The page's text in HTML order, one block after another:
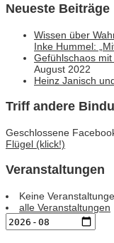
Neueste Beiträge
Wissen über
Inke Hummel:
Gefühlschaos
August 2022
Heinz Janisch
Triff andere
Geschlossene
Flügel (klick!)
Veranstaltungen
Keine
alle Veranstaltungen